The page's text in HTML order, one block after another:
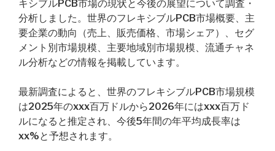
キシブルPCB市場の現状と今後の展望について調査・
分析しました。世界のフレキシブルPCB市場概要、主
要企業の動向（売上、販売価格、市場シェア）、セグ
メント別市場規模、主要地域別市場規模、流通チャネ
ル分析などの情報を掲載しています。
最新調査によると、世界のフレキシブルPCB市場規模
は2025年のxxx百万ドルから2026年にはxxx百万ド
ルになると推定され、今後5年間の年平均成長率は
xx%と予想されます。